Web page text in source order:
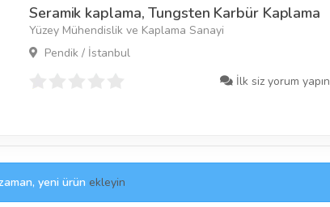
Seramik kaplama, Tungsten Karbür Kaplama
Yüzey Mühendislik ve Kaplama Sanayi
Pendik / İstanbul
İlk siz yorum yapın
yeni ürün ekleyin